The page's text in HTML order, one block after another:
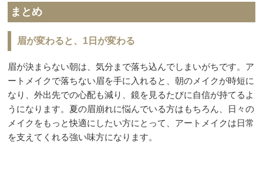
まとめ
眉が変わると、1日が変わる
眉が決まらない朝は、気分まで落ち込んでしまいがちです。ア
ートメイクで落ちない眉を手に入れると、朝のメイクが時短に
なり、外出先での心配も減り、鏡を見るたびに自信が持てるよ
うになります。夏の眉崩れに悩んでいる方はもちろん、日々の
メイクをもっと快適にしたい方にとって、アートメイクは日常
を支えてくれる強い味方になります。